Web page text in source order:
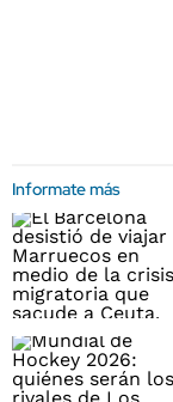
Informate más